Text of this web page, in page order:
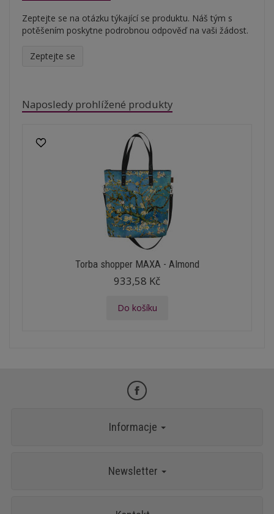
Zeptejte se na otázku týkající se produktu. Náš tým s
potěšením poskytne podrobnou odpověď na vaši žádost.
Zeptejte se
Naposledy prohlížené produkty
Torba shopper MAXA - Almond
933,58 Kč
Do košíku
Informacje
Newsletter